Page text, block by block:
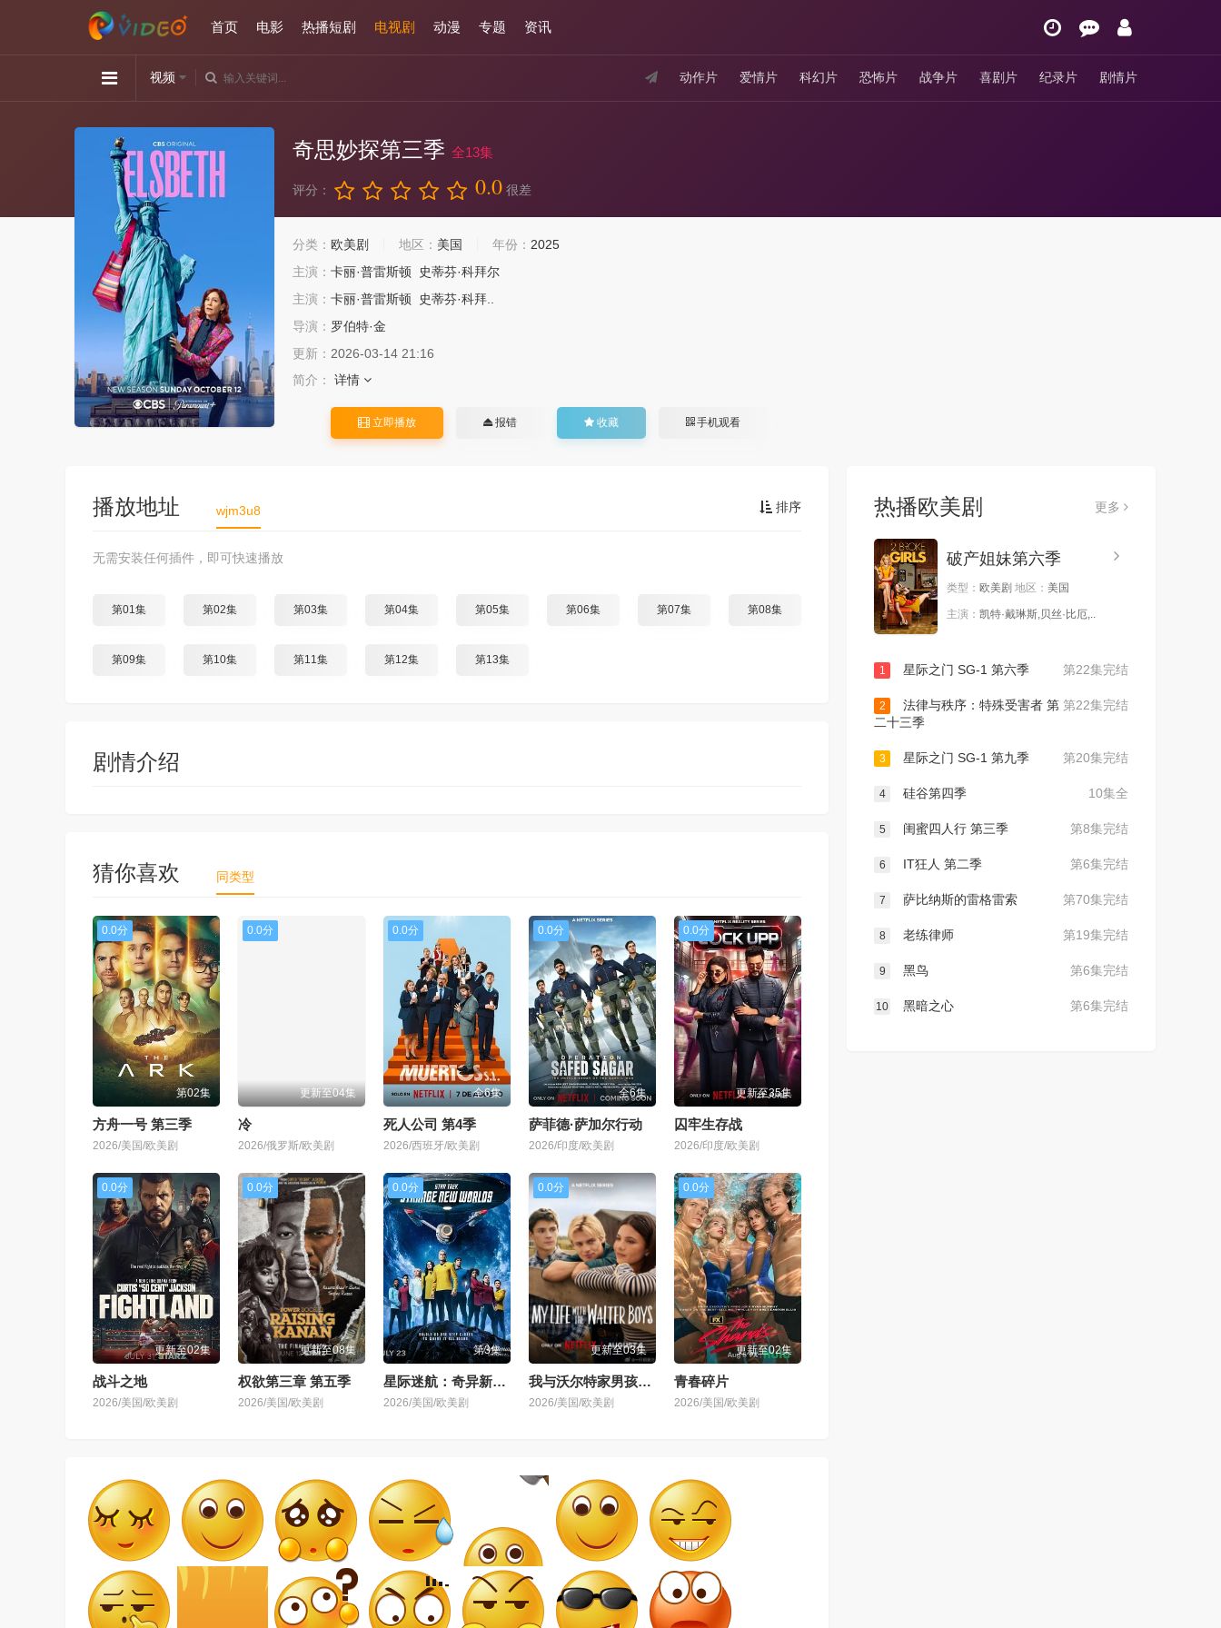
首页 电影 热播短剧 电视剧 动漫 专题 资讯
动作片 爱情片 科幻片 恐怖片 战争片 喜剧片 纪录片 剧情片
视频
奇思妙探第三季 全13集
评分： 0.0 很差
分类： 欧美剧 地区： 美国 年份： 2025
主演： 卡丽·普雷斯顿
史蒂芬·科拜尔
主演： 卡丽·普雷斯顿
史蒂芬·科拜..
导演： 罗伯特·金
更新： 2026-03-14 21:16
简介：
详情
立即播放 报错 收藏 手机观看
排序
播放地址 wjm3u8
无需安装任何插件，即可快速播放
第01集 第02集 第03集 第04集 第05集 第06集 第07集 第08集
第09集 第10集 第11集 第12集 第13集
剧情介绍
猜你喜欢 同类型
0.0分
第02集
方舟一号 第三季
2026/美国/欧美剧
0.0分
更新至04集
冷
2026/俄罗斯/欧美剧
0.0分
全6集
死人公司 第4季
2026/西班牙/欧美剧
0.0分
全6集
萨菲德·萨加尔行动
2026/印度/欧美剧
0.0分
更新至35集
囚牢生存战
2026/印度/欧美剧
0.0分
更新至02集
战斗之地
2026/美国/欧美剧
0.0分
更新至08集
权欲第三章 第五季
2026/美国/欧美剧
0.0分
第3集
星际迷航：奇异新世界 第四季
2026/美国/欧美剧
0.0分
更新至03集
我与沃尔特家男孩的生活 第三季
2026/美国/欧美剧
0.0分
更新至02集
青春碎片
2026/美国/欧美剧
热播欧美剧 更多
破产姐妹第六季
类型： 欧美剧 地区： 美国
主演： 凯特·戴琳斯,贝丝·比厄,..
第22集完结
1 星际之门 SG-1 第六季
第22集完结
2
法律与秩序：特殊受害者 第
二十三季
第20集完结
3 星际之门 SG-1 第九季
10集全
4 硅谷第四季
第8集完结
5 闺蜜四人行 第三季
第6集完结
6 IT狂人 第二季
第70集完结
7 萨比纳斯的雷格雷索
第19集完结
8 老练律师
第6集完结
9 黑鸟
第6集完结
10 黑暗之心